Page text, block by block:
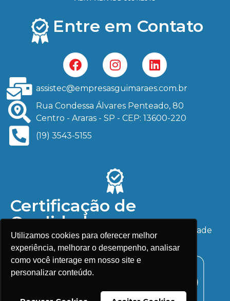
Utilizamos cookies para oferecer melhor
experiência, melhorar o desempenho, analisar
como você interage em nosso site e
personalizar conteúdo.
Entre em Contato
assistec@empresasguimaraes.com.br
Rua Condessa Álvares Penteado, 80
Centro - Araras - SP - CEP: 13600-220
(19) 3543-5155
Certificação de
Qualidade
Serviços e produtos com garantia de qualidade
ISO. Confira nossos certificados: